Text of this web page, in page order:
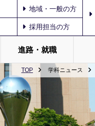
地域・一般の方
採用担当の方
進路・就職
TOP 学科ニュース